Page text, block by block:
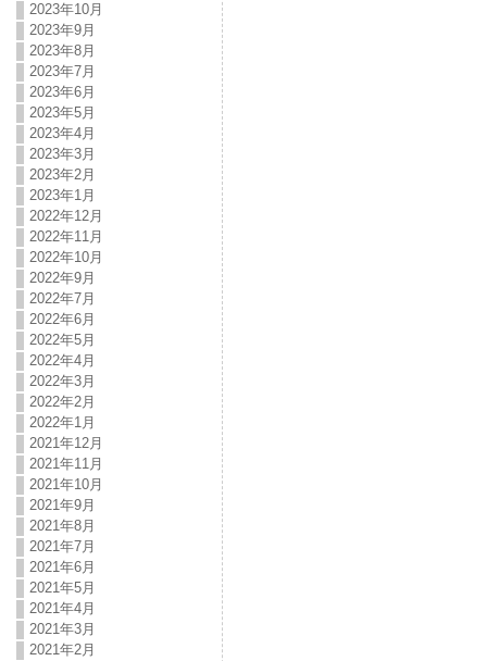
2023年10月
2023年9月
2023年8月
2023年7月
2023年6月
2023年5月
2023年4月
2023年3月
2023年2月
2023年1月
2022年12月
2022年11月
2022年10月
2022年9月
2022年7月
2022年6月
2022年5月
2022年4月
2022年3月
2022年2月
2022年1月
2021年12月
2021年11月
2021年10月
2021年9月
2021年8月
2021年7月
2021年6月
2021年5月
2021年4月
2021年3月
2021年2月